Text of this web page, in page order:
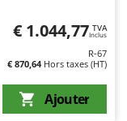
€ 1.044,77 TVA
Inclus
R-67
€ 870,64Hors taxes (HT)
Ajouter